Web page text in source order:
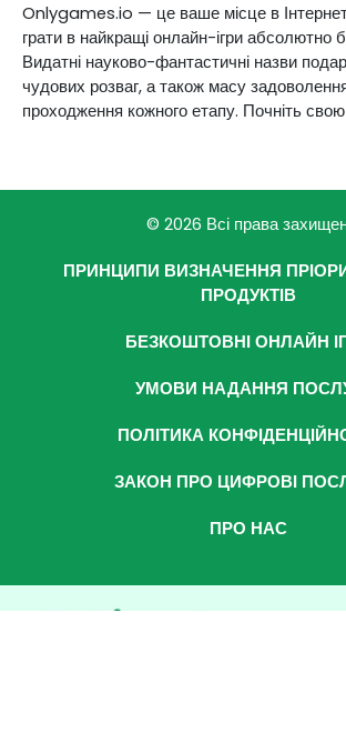
Onlygames.io — це ваше місце в
грати в найкращі онлайн-ігри абсолютно
Видатні науково-фантастичні назви
чудових розваг, а також масу
проходження кожного етапу. Почніть
© 2026 Всі права
ПРИНЦИПИ ВИЗНАЧЕННЯ
ПРОДУКТІВ
БЕЗКОШТОВНІ ОНЛАЙН
УМОВИ НАДАННЯ
ПОЛІТИКА
ЗАКОН ПРО ЦИФРОВІ
ПРО НАС